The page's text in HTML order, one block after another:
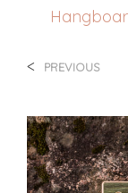
< PREVIOUS